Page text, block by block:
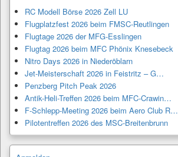
RC Modell Börse 2026 Zell LU
Flugplatzfest 2026 beim FMSC-Reutlingen
Flugtage 2026 der MFG-Esslingen
Flugtag 2026 beim MFC Phönix Knesebeck
Nitro Days 2026 in Niederöblarn
Jet-Meisterschaft 2026 in Feistritz – G…
Penzberg Pitch Peak 2026
Antik-Heli-Treffen 2026 beim MFC-Crawin…
F-Schlepp-Meeting 2026 beim Aero Club R…
Pilotentreffen 2026 des MSC-Breitenbrunn